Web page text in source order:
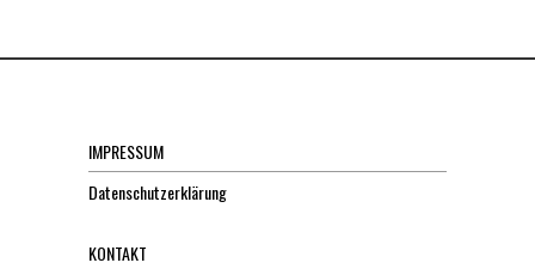
IMPRESSUM
Datenschutzerklärung
KONTAKT